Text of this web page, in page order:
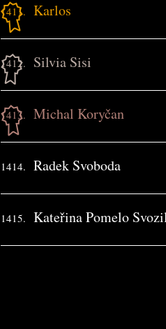
1411. Karlos
1412. Silvia Sisi
1413. Michal Koryčan
1414. Radek Svoboda
1415. Kateřina Pomelo